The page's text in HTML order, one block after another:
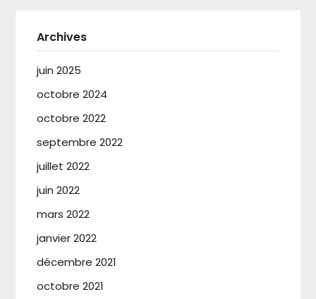
Archives
juin 2025
octobre 2024
octobre 2022
septembre 2022
juillet 2022
juin 2022
mars 2022
janvier 2022
décembre 2021
octobre 2021